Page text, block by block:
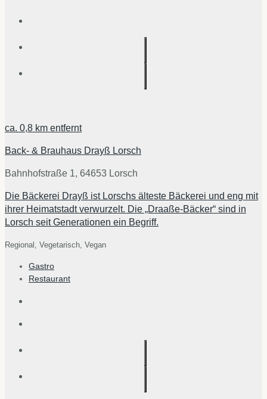
ca. 0,8 km entfernt
Back- & Brauhaus Drayß Lorsch
Bahnhofstraße 1, 64653 Lorsch
Die Bäckerei Drayß ist Lorschs älteste Bäckerei und eng mit
ihrer Heimatstadt verwurzelt. Die „Draaße-Bäcker“ sind in
Lorsch seit Generationen ein Begriff.
Regional, Vegetarisch, Vegan
Gastro
Restaurant